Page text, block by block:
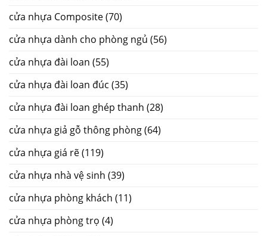
cửa nhựa Composite(70)
cửa nhựa dành cho phòng ngủ (56)
cửa nhựa đài loan (55)
cửa nhựa đài loan đúc (35)
cửa nhựa đài loan ghép thanh (28)
cửa nhựa giả gỗ thông phòng(64)
cửa nhựa giá rẽ(119)
cửa nhựa nhà vệ sinh (39)
cửa nhựa phòng khách (11)
cửa nhựa phòng trọ (4)